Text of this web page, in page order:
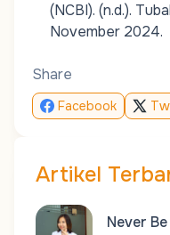
(NCBI). (n.d.).
November 2024.
Share
Facebook
Artikel
Never